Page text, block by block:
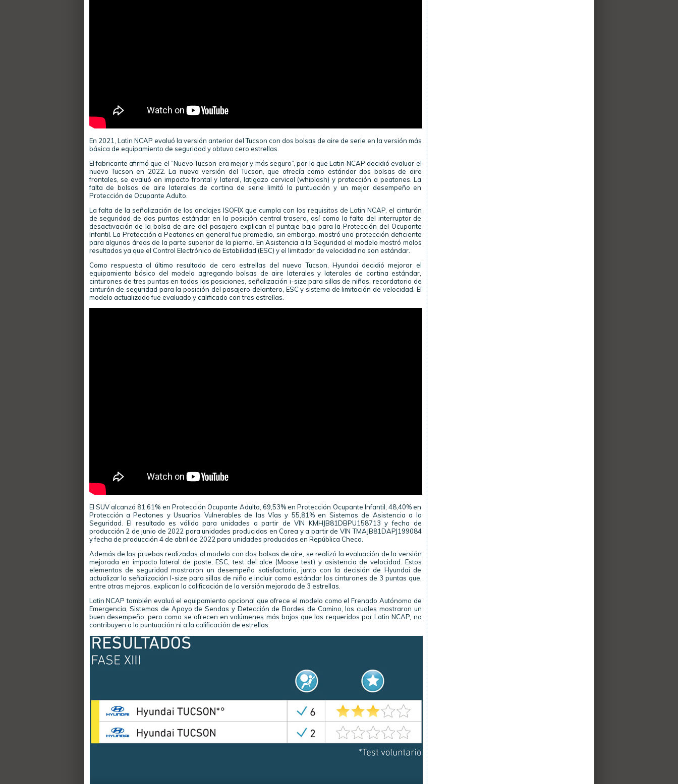
En 2021, Latin NCAP evaluó la versión anterior del Tucson con dos bolsas de aire de serie en la versión más
básica de equipamiento de seguridad y obtuvo cero estrellas.
El fabricante afirmó que el “Nuevo Tucson era mejor y más seguro”, por lo que Latin NCAP decidió evaluar el
nuevo Tucson en 2022. La nueva versión del Tucson, que ofrecía como estándar dos bolsas de aire
frontales, se evaluó en impacto frontal y lateral, latigazo cervical (whiplash) y protección a peatones. La
falta de bolsas de aire laterales de cortina de serie limitó la puntuación y un mejor desempeño en
Protección de Ocupante Adulto.
La falta de la señalización de los anclajes ISOFIX que cumpla con los requisitos de Latin NCAP, el cinturón
de seguridad de dos puntas estándar en la posición central trasera, así como la falta del interruptor de
desactivación de la bolsa de aire del pasajero explican el puntaje bajo para la Protección del Ocupante
Infantil. La Protección a Peatones en general fue promedio, sin embargo, mostró una protección deficiente
para algunas áreas de la parte superior de la pierna. En Asistencia a la Seguridad el modelo mostró malos
resultados ya que el Control Electrónico de Estabilidad (ESC) y el limitador de velocidad no son estándar.
Como respuesta al último resultado de cero estrellas del nuevo Tucson, Hyundai decidió mejorar el
equipamiento básico del modelo agregando bolsas de aire laterales y laterales de cortina estándar,
cinturones de tres puntas en todas las posiciones, señalización i-size para sillas de niños, recordatorio de
cinturón de seguridad para la posición del pasajero delantero, ESC y sistema de limitación de velocidad. El
modelo actualizado fue evaluado y calificado con tres estrellas.
El SUV alcanzó 81,61% en Protección Ocupante Adulto, 69,53% en Protección Ocupante Infantil, 48,40% en
Protección a Peatones y Usuarios Vulnerables de las Vías y 55,81% en Sistemas de Asistencia a la
Seguridad. El resultado es válido para unidades a partir de VIN KMHJB81DBPU158713 y fecha de
producción 2 de junio de 2022 para unidades producidas en Corea y a partir de VIN TMAJB81DAPJ199084
y fecha de producción 4 de abril de 2022 para unidades producidas en República Checa.
Además de las pruebas realizadas al modelo con dos bolsas de aire, se realizó la evaluación de la versión
mejorada en impacto lateral de poste, ESC, test del alce (Moose test) y asistencia de velocidad. Estos
elementos de seguridad mostraron un desempeño satisfactorio, junto con la decisión de Hyundai de
actualizar la señalización I-size para sillas de niño e incluir como estándar los cinturones de 3 puntas que,
entre otras mejoras, explican la calificación de la versión mejorada de 3 estrellas.
Latin NCAP también evaluó el equipamiento opcional que ofrece el modelo como el Frenado Autónomo de
Emergencia, Sistemas de Apoyo de Sendas y Detección de Bordes de Camino, los cuales mostraron un
buen desempeño, pero como se ofrecen en volúmenes más bajos que los requeridos por Latin NCAP, no
contribuyen a la puntuación ni a la calificación de estrellas.